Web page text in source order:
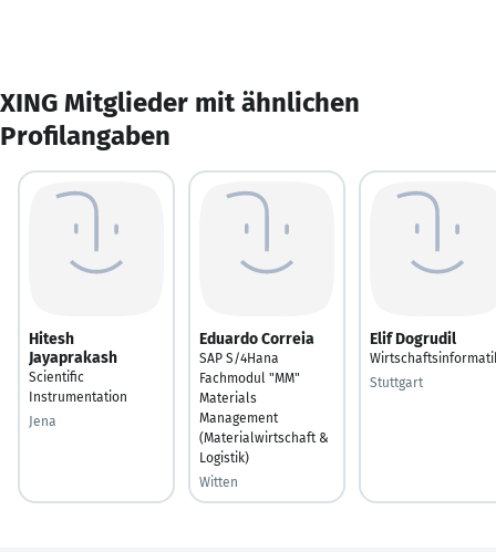
XING Mitglieder mit ähnlichen
Profilangaben
Hitesh
Jayaprakash
Scientific
Instrumentation
Jena
Eduardo Correia
SAP S/4Hana
Fachmodul "MM"
Materials
Management
(Materialwirtschaft &
Logistik)
Witten
Elif Dogrudil
Stuttgart